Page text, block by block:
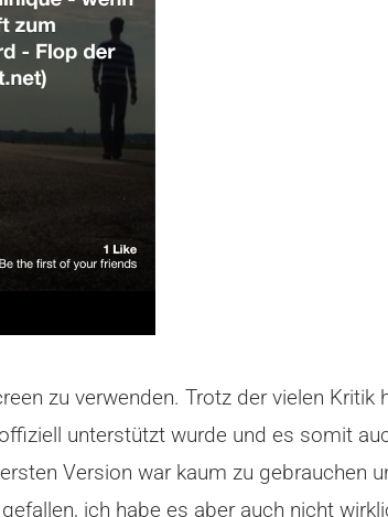
zu verwenden. Trotz der vielen
unterstützt wurde und es somit
Version war kaum zu gebrauchen
ich habe es aber auch nicht